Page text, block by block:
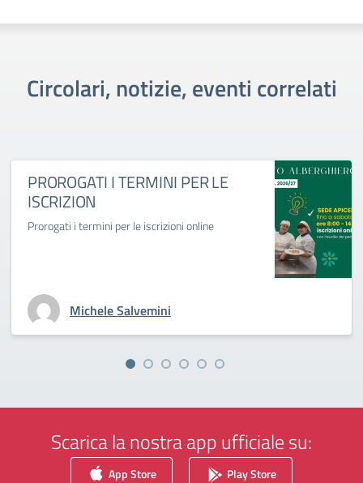
Circolari, notizie, eventi correlati
PROROGATI I TERMINI PER LE
ISCRIZION
Prorogati i termini per le iscrizioni online
Michele Salvemini
Scarica la nostra app ufficiale su:
App Store Play Store